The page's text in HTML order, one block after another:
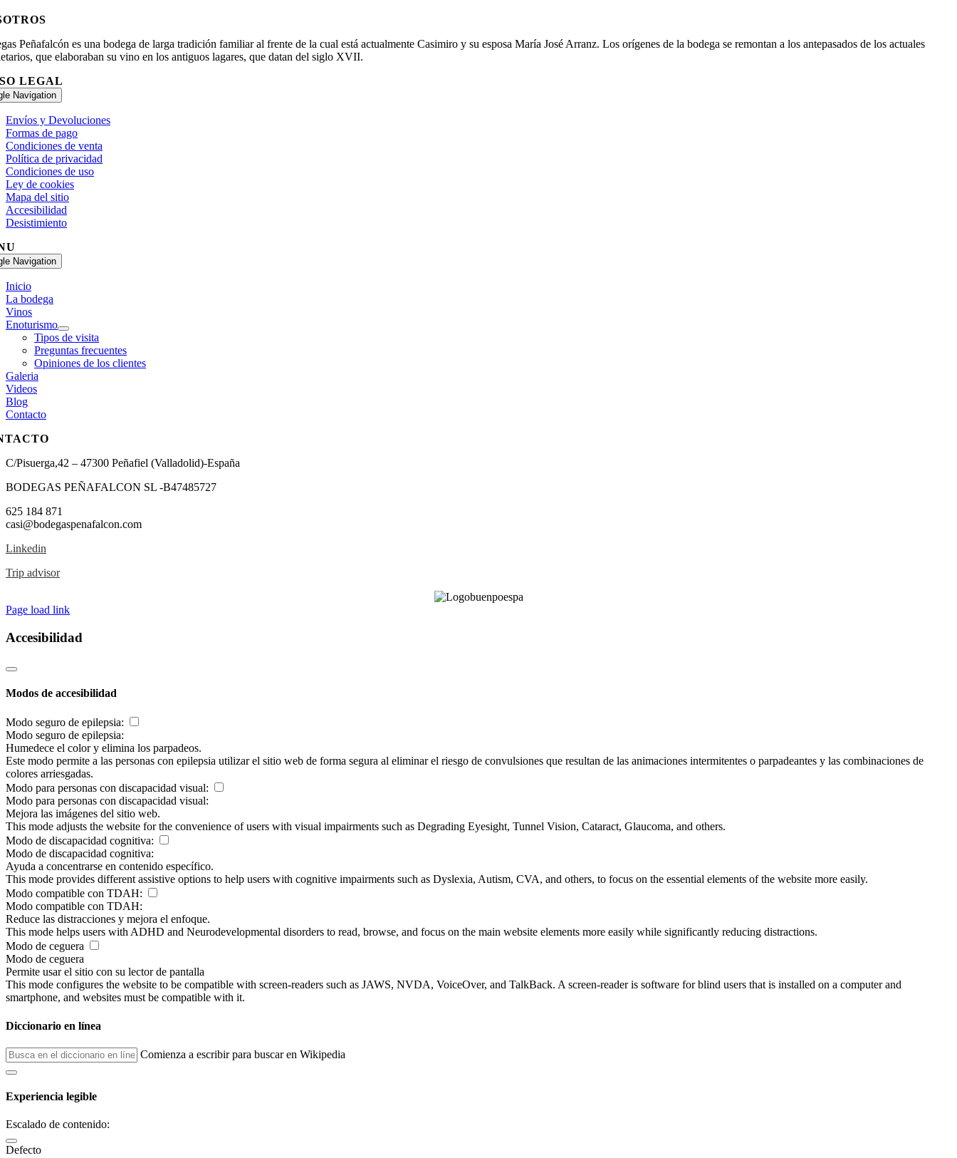
Peñafalcón es una bodega de larga tradición familiar al frente de la cual está actualmente Casimiro y su esposa María José Arranz. Los orígenes de la bodega se remontan a los antepasados de los actuales
que elaboraban su vino en los antiguos lagares, que datan del siglo XVII.
LEGAL
Navigation
Envíos y Devoluciones
Formas de pago
Condiciones de venta
Política de privacidad
Condiciones de uso
Ley de cookies
Mapa del sitio
Accesibilidad
Desistimiento
Navigation
Inicio
La bodega
Vinos
Enoturismo
Tipos de visita
Preguntas frecuentes
Opiniones de los clientes
Galeria
Videos
Blog
Contacto
C/Pisuerga,42 – 47300 Peñafiel (Valladolid)-España
BODEGAS PEÑAFALCON SL -B47485727
625 184 871
casi@bodegaspenafalcon.com
Linkedin
Trip advisor
Page load link
Accesibilidad
Modos de accesibilidad
Modo seguro de epilepsia:
Modo seguro de epilepsia:
Humedece el color y elimina los parpadeos.
Este modo permite a las personas con epilepsia utilizar el sitio web de forma segura al eliminar el riesgo de convulsiones que resultan de las animaciones intermitentes o parpadeantes y las combinaciones de
colores arriesgadas.
Modo para personas con discapacidad visual:
Modo para personas con discapacidad visual:
Mejora las imágenes del sitio web.
This mode adjusts the website for the convenience of users with visual impairments such as Degrading Eyesight, Tunnel Vision, Cataract, Glaucoma, and others.
Modo de discapacidad cognitiva:
Modo de discapacidad cognitiva:
Ayuda a concentrarse en contenido específico.
This mode provides different assistive options to help users with cognitive impairments such as Dyslexia, Autism, CVA, and others, to focus on the essential elements of the website more easily.
Modo compatible con TDAH:
Modo compatible con TDAH:
Reduce las distracciones y mejora el enfoque.
This mode helps users with ADHD and Neurodevelopmental disorders to read, browse, and focus on the main website elements more easily while significantly reducing distractions.
Modo de ceguera
Modo de ceguera
Permite usar el sitio con su lector de pantalla
This mode configures the website to be compatible with screen-readers such as JAWS, NVDA, VoiceOver, and TalkBack. A screen-reader is software for blind users that is installed on a computer and
smartphone, and websites must be compatible with it.
Diccionario en línea
Comienza a escribir para buscar en Wikipedia
Experiencia legible
Escalado de contenido:
Defecto